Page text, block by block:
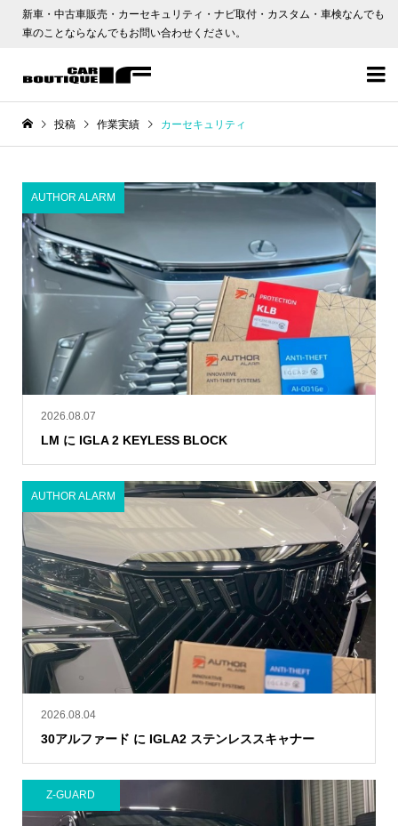
新車・中古車販売・カーセキュリティ・ナビ取付・カスタム・車検なんでも
車のことならなんでもお問い合わせください。

投稿 作業実績 カーセキュリティ
2026.08.07
LM に IGLA 2 KEYLESS BLOCK
AUTHOR ALARM
2026.08.04
30アルファード に IGLA2 ステンレススキャナー
AUTHOR ALARM
Z-GUARD